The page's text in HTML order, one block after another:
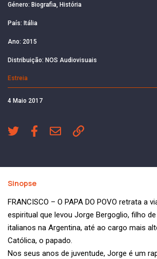
Género: Biografia, História
País: Itália
Ano: 2015
Distribuição: NOS Audiovisuais
Estreia
4 Maio 2017
Sinopse
FRANCISCO – O PAPA DO POVO retrata a
espiritual que levou Jorge Bergoglio, filho
italianos na Argentina, até ao cargo mais
Católica, o papado.
Nos seus anos de juventude, Jorge é um